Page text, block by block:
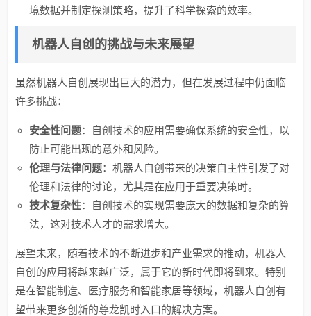
境数据并制定探测策略，提升了科学探索的效率。
机器人自创的挑战与未来展望
虽然机器人自创展现出巨大的潜力，但在发展过程中仍面临
许多挑战：
安全性问题：自创技术的应用需要确保系统的安全性，以
防止可能出现的意外和风险。
伦理与法律问题：机器人自创带来的决策自主性引发了对
伦理和法律的讨论，尤其是在应用于重要决策时。
技术复杂性：自创技术的实现需要庞大的数据和复杂的算
法，这对技术人才的需求增大。
展望未来，随着技术的不断进步和产业需求的推动，机器人
自创的应用将越来越广泛，属于它的新时代即将到来。特别
是在智能制造、医疗服务和智能家居等领域，机器人自创有
望带来更多创新的尊龙凯时入口的解决方案。